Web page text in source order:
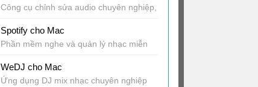
Công cụ chỉnh sửa audio chuyên nghiệp,
Spotify cho Mac
Phần mềm nghe và quản lý nhạc miễn
WeDJ cho Mac
Ứng dụng DJ mix nhạc chuyên nghiệp